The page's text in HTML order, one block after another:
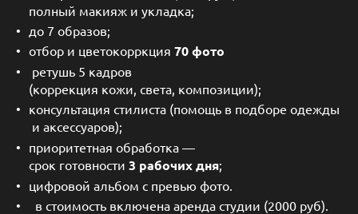
полный макияж и укладка;
до 7 образов;
отбор и цветокорркция 70 фото
ретушь 5 кадров
(коррекция кожи, света, композиции);
консультация стилиста (помощь в подборе одежды
и аксессуаров);
приоритетная обработка —
срок готовности 3 рабочих дня;
цифровой альбом с превью фото.
в стоимость включена аренда студии (2000 руб).